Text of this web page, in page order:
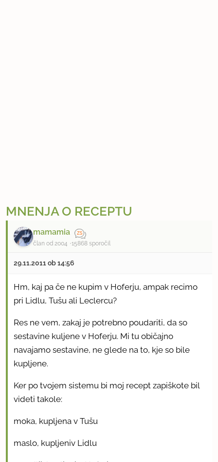
MNENJA O RECEPTU
mamamia
član od 2004 15868 sporočil
29.11.2011 ob 14:56
Hm, kaj pa če ne kupim v Hoferju, ampak recimo
pri Lidlu, Tušu ali Leclercu?
Res ne vem, zakaj je potrebno poudariti, da so
sestavine kuljene v Hoferju. Mi tu običajno
navajamo sestavine, ne glede na to, kje so bile
kupljene.
Ker po tvojem sistemu bi moj recept zapiškote bil
videti takole:
moka, kupljena v Tušu
maslo, kupljeniv Lidlu